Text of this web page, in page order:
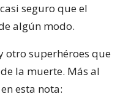
seguro que el
algún modo.
otro superhéroes que
la muerte. Más al
esta nota: